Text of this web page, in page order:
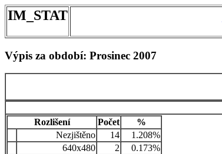
IM_STAT
Výpis za období: Prosinec 2007
Rozlišení
Počet
%
Nezjištěno
14
1.208%
640x480
2
0.173%